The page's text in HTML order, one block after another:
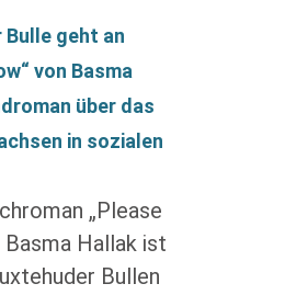
Bulle geht an
von Basma
über das
in sozialen
„Please
Hallak ist
Bullen